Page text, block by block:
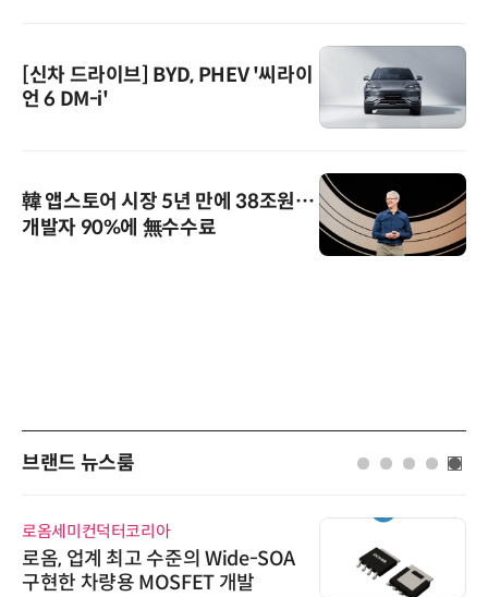
[신차 드라이브] BYD, PHEV '씨라이
언 6 DM-i'
韓 앱스토어 시장 5년 만에 38조원…
개발자 90%에 無수수료
브랜드 뉴스룸
로옴세미컨덕터코리아
로옴, 업계 최고 수준의 Wide-SOA
구현한 차량용 MOSFET 개발